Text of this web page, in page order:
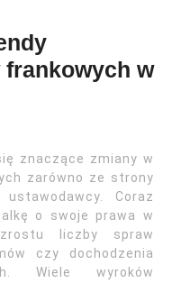
w
znaczące zmiany w
zarówno ze strony
Coraz
o swoje prawa w
liczby spraw
czy dochodzenia
Wiele wyroków